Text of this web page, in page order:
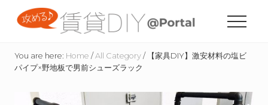
Menu
sidebar
貸
住
Menu
You are here: Home / All Category / 【家具DIY】激安材料の塩ビ
パイプ×野地板で男前シューズラック